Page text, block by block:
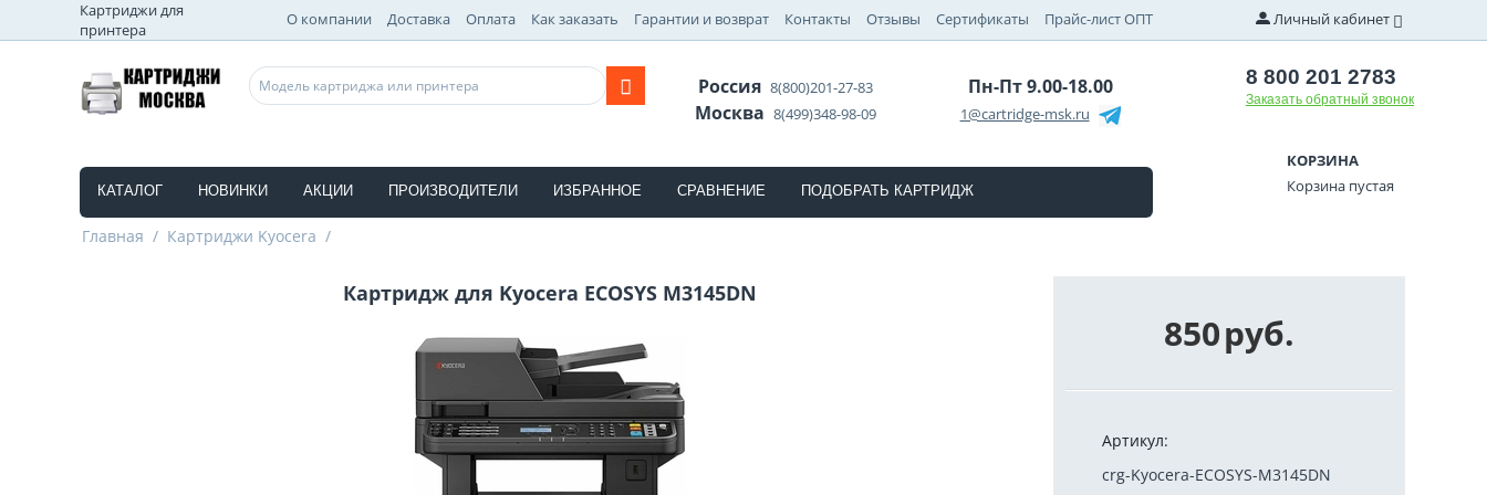
Картриджи для
принтера
О компании Доставка Оплата Как заказать Гарантии и возврат Контакты Отзывы Сертификаты Прайс-лист ОПТ Личный кабинет
Россия8(800)201-27-83
Москва8(499)348-98-09
Пн-Пт 9.00-18.00
1@cartridge-msk.ru
8 800 201 2783
Заказать обратный звонок
КАТАЛОГ НОВИНКИ АКЦИИ ПРОИЗВОДИТЕЛИ ИЗБРАННОЕ СРАВНЕНИЕ ПОДОБРАТЬ КАРТРИДЖ
КОРЗИНА
Корзина пустая
Главная / Картриджи Kyocera /
Картридж для Kyocera ECOSYS M3145DN
850руб.
Артикул:
crg-Kyocera-ECOSYS-M3145DN